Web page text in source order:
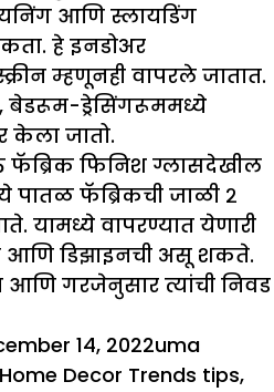
आणि स्लायडिंग
हे इनडोअर
स्क्रीन म्हणूनही वापरले जातात.
बेडरूम-ड्रेसिंगरूममध्ये
केला जातो.
फॅब्रिक फिनिश ग्लासदेखील
पातळ फॅब्रिकची जाळी २
यामध्ये वापरण्यात येणारी
आणि डिझाइनची असू शकते.
आणि गरजेनुसार त्यांची निवड
14, 2022Author
uma
Decor Trends tips,